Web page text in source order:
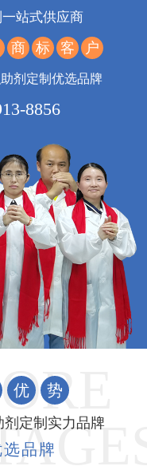
站式供应商
商 标 客 户
剂定制优选品牌
8856
优 势
定制实力品牌
品牌